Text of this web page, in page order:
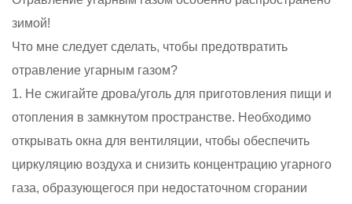
зимой!
Что мне следует сделать, чтобы предотвратить
отравление угарным газом?
1. Не сжигайте дрова/уголь для приготовления пищи и
отопления в замкнутом пространстве. Необходимо
открывать окна для вентиляции, чтобы обеспечить
циркуляцию воздуха и снизить концентрацию угарного
газа, образующегося при недостаточном сгорании